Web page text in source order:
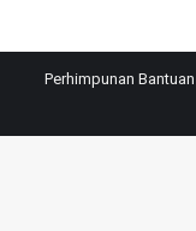
Perhimpunan